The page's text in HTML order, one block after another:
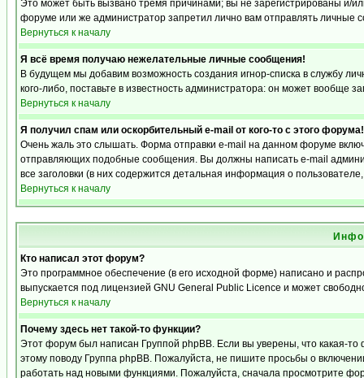
Это может быть вызвано тремя причинами; вы не зарегистрированы и/
форуме или же администратор запретил лично вам отправлять личные
Вернуться к началу
Я всё время получаю нежелательные личные сообщения!
В будущем мы добавим возможность создания игнор-списка в службу
кого-либо, поставьте в известность администратора: он может вообще
Вернуться к началу
Я получил спам или оскорбительный e-mail от кого-то с этого форума!
Очень жаль это слышать. Форма отправки e-mail на данном форуме
отправляющих подобные сообщения. Вы должны написать e-mail
все заголовки (в них содержится детальная информация о
Вернуться к началу
Кто написал этот форум?
Это программное обеспечение (в его исходной форме) написано и
выпускается под лицензией GNU General Public Licence и может
Вернуться к началу
Почему здесь нет такой-то функции?
Этот форум был написан Группой phpBB. Если вы уверены, что какая-
этому поводу Группа phpBB. Пожалуйста, не пишите просьбы о
работать над новыми функциями. Пожалуйста, сначала просмотрите